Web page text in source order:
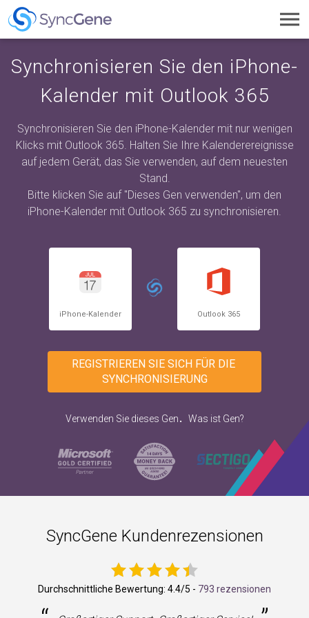
Synchronisieren Sie den iPhone-
Kalender mit Outlook 365
Synchronisieren Sie den iPhone-Kalender mit nur wenigen
Klicks mit Outlook 365. Halten Sie Ihre Kalenderereignisse
auf jedem Gerät, das Sie verwenden, auf dem neuesten
Stand.
Bitte klicken Sie auf "Dieses Gen verwenden", um den
iPhone-Kalender mit Outlook 365 zu synchronisieren.
iPhone-Kalender Outlook 365
REGISTRIEREN SIE SICH FÜR DIE
SYNCHRONISIERUNG
Verwenden Sie dieses Gen. Was ist Gen?
SyncGene Kundenrezensionen
Durchschnittliche Bewertung: 4.4/5 - 793 rezensionen